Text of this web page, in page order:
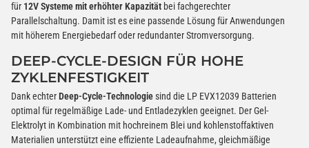
für 12V Systeme mit erhöhter Kapazität bei fachgerechter
Parallelschaltung. Damit ist es eine passende Lösung für Anwendungen
mit höherem Energiebedarf oder redundanter Stromversorgung.
DEEP-CYCLE-DESIGN FÜR HOHE
ZYKLENFESTIGKEIT
Dank echterDeep-Cycle-Technologiesind die LP EVX12039 Batterien
optimal für regelmäßige Lade- und Entladezyklen geeignet. Der Gel-
Elektrolyt in Kombination mit hochreinem Blei und kohlenstoffaktiven
Materialien unterstützt eine effiziente Ladeaufnahme, gleichmäßige